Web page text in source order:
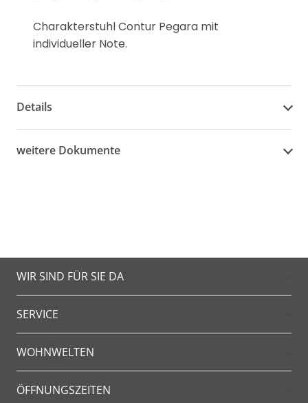
Charakterstuhl Contur Pegara mit
individueller Note.
Details
weitere Dokumente
WIR SIND FÜR SIE DA
SERVICE
WOHNWELTEN
ÖFFNUNGSZEITEN